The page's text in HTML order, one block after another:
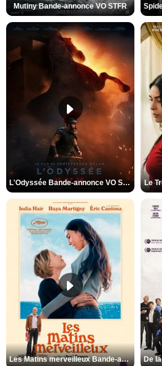
Mutiny Bande-annonce VO STFR
L'Odyssée Bande-annonce VO STFR Le
Les Matins merveilleux Bande-annonce VF